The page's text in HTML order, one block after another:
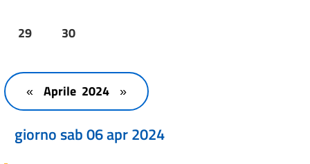
29 30
« Aprile 2024 »
giorno sab 06 apr 2024